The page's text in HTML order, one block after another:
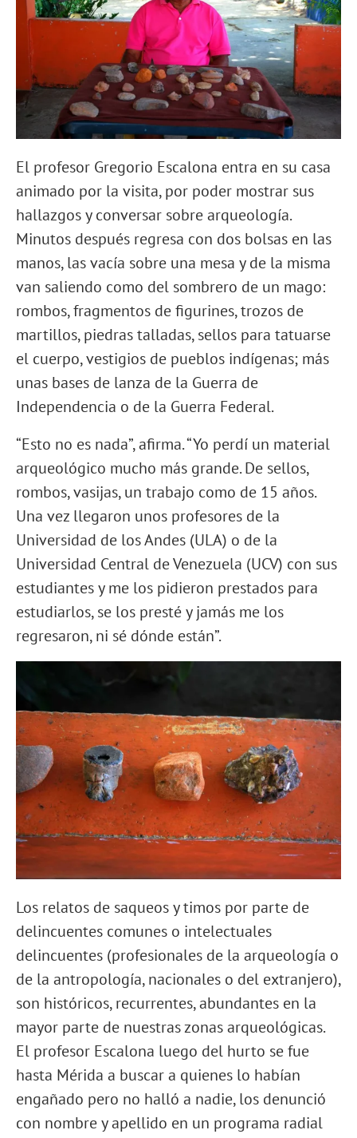
El profesor Gregorio Escalona entra en su casa
animado por la visita, por poder mostrar sus
hallazgos y conversar sobre arqueología.
Minutos después regresa con dos bolsas en las
manos, las vacía sobre una mesa y de la misma
van saliendo como del sombrero de un mago:
rombos, fragmentos de figurines, trozos de
martillos, piedras talladas, sellos para tatuarse
el cuerpo, vestigios de pueblos indígenas; más
unas bases de lanza de la Guerra de
Independencia o de la Guerra Federal.
“Esto no es nada”, afirma. “Yo perdí un material
arqueológico mucho más grande. De sellos,
rombos, vasijas, un trabajo como de 15 años.
Una vez llegaron unos profesores de la
Universidad de los Andes (ULA) o de la
Universidad Central de Venezuela (UCV) con sus
estudiantes y me los pidieron prestados para
estudiarlos, se los presté y jamás me los
regresaron, ni sé dónde están”.
Los relatos de saqueos y timos por parte de
delincuentes comunes o intelectuales
delincuentes (profesionales de la arqueología o
de la antropología, nacionales o del extranjero),
son históricos, recurrentes, abundantes en la
mayor parte de nuestras zonas arqueológicas.
El profesor Escalona luego del hurto se fue
hasta Mérida a buscar a quienes lo habían
engañado pero no halló a nadie, los denunció
con nombre y apellido en un programa radial